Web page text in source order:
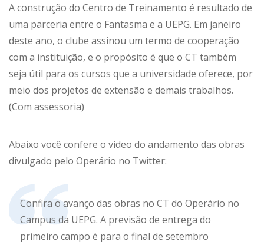
A construção do Centro de Treinamento é resultado de
uma parceria entre o Fantasma e a UEPG. Em janeiro
deste ano, o clube assinou um termo de cooperação
com a instituição, e o propósito é que o CT também
seja útil para os cursos que a universidade oferece, por
meio dos projetos de extensão e demais trabalhos.
(Com assessoria)
Abaixo você confere o vídeo do andamento das obras
divulgado pelo Operário no Twitter:
Confira o avanço das obras no CT do Operário no
Campus da UEPG. A previsão de entrega do
primeiro campo é para o final de setembro